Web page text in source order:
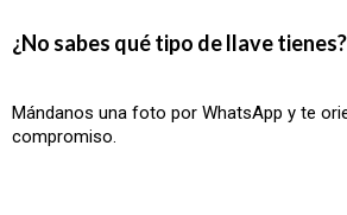
¿No sabes qué tipo de llave tienes?
Mándanos una foto por WhatsApp y te
compromiso.